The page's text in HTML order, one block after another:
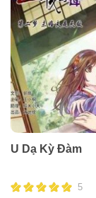
U Dạ Kỳ Đàm
5